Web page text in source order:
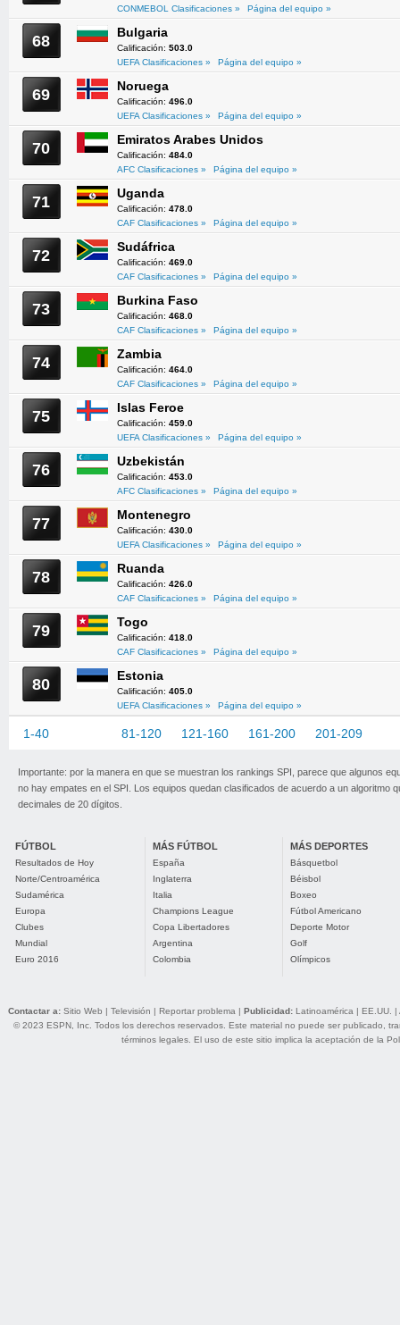
CONMEBOL Clasificaciones »
Página del equipo »
68 Bulgaria
Calificación: 503.0
UEFA Clasificaciones »
Página del equipo »
69 Noruega
Calificación: 496.0
UEFA Clasificaciones »
Página del equipo »
70 Emiratos Arabes Unidos
Calificación: 484.0
AFC Clasificaciones »
Página del equipo »
71 Uganda
Calificación: 478.0
CAF Clasificaciones »
Página del equipo »
72 Sudáfrica
Calificación: 469.0
CAF Clasificaciones »
Página del equipo »
73 Burkina Faso
Calificación: 468.0
CAF Clasificaciones »
Página del equipo »
74 Zambia
Calificación: 464.0
CAF Clasificaciones »
Página del equipo »
75 Islas Feroe
Calificación: 459.0
UEFA Clasificaciones »
Página del equipo »
76 Uzbekistán
Calificación: 453.0
AFC Clasificaciones »
Página del equipo »
77 Montenegro
Calificación: 430.0
UEFA Clasificaciones »
Página del equipo »
78 Ruanda
Calificación: 426.0
CAF Clasificaciones »
Página del equipo »
79 Togo
Calificación: 418.0
CAF Clasificaciones »
Página del equipo »
80 Estonia
Calificación: 405.0
UEFA Clasificaciones »
Página del equipo »
1-40 81-120 121-160 161-200 201-209
Importante: por la manera en que se muestran los rankings SPI, parece que algunos
no hay empates en el SPI. Los equipos quedan clasificados de acuerdo a un algoritmo
decimales de 20 dígitos.
FÚTBOL
Resultados de Hoy
Norte/Centroamérica
Sudamérica
Europa
Clubes
Mundial
Euro 2016
MÁS FÚTBOL
España
Inglaterra
Italia
Champions League
Copa Libertadores
Argentina
Colombia
MÁS DEPORTES
Básquetbol
Béisbol
Boxeo
Fútbol Americano
Deporte Motor
Golf
Olímpicos
Contactar a: Sitio Web | Televisión | Reportar problema | Publicidad: Latinoamérica | EE.UU. |
© 2023 ESPN, Inc. Todos los derechos reservados. Este material no puede ser publicado,
términos legales. El uso de este sitio implica la aceptación de la